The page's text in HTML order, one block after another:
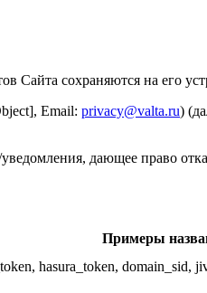
Сайта сохраняются на его
, Email: privacy@valta.ru)
дающее право
Примеры
hasura_token, domain_sid,